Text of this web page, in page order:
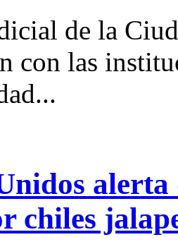
de la
con las
alerta
chiles